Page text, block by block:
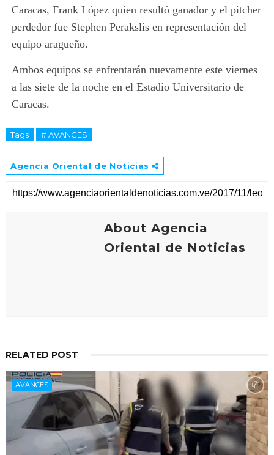
Caracas, Frank López quien resultó ganador y el pitcher
perdedor fue Stephen Perakslis en representación del
equipo aragueño.
Ambos equipos se enfrentarán nuevamente este viernes
a las siete de la noche en el Estadio Universitario de
Caracas.
Tags # AVANCES
Agencia Oriental de Noticias
About Agencia
Oriental de Noticias
RELATED POST
AVANCES